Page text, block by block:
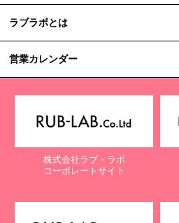
ラブラボとは
営業カレンダー
株式会社ラブ・ラボ
コーポレートサイト